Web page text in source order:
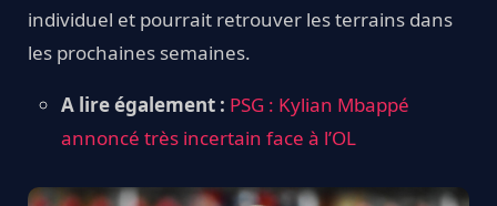
individuel et pourrait retrouver les terrains dans
les prochaines semaines.
A lire également : PSG : Kylian Mbappé
annoncé très incertain face à l’OL